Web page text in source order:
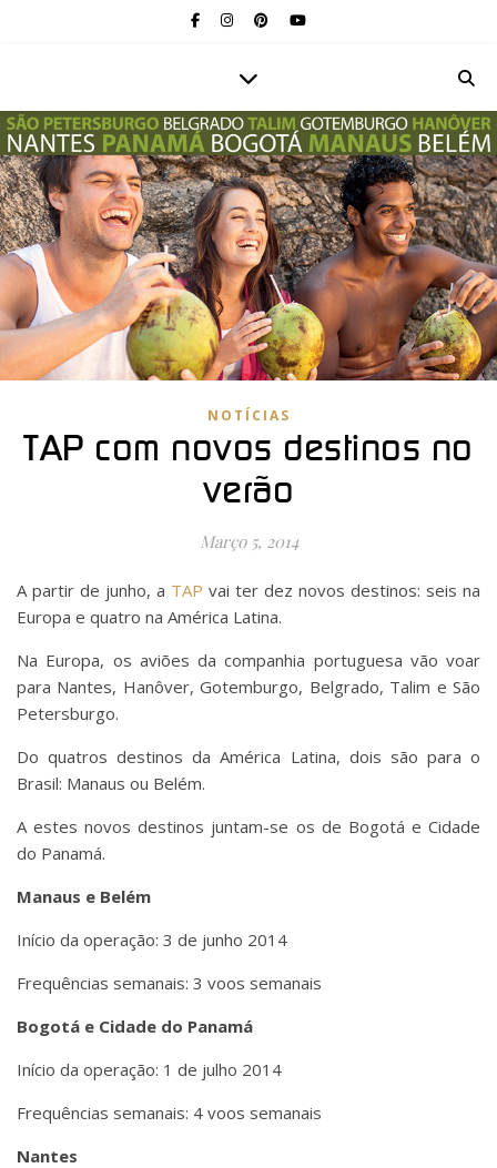
NOTÍCIAS
TAP com novos destinos no
verão
Março 5, 2014
A partir de junho, a TAP vai ter dez novos destinos: seis na
Europa e quatro na América Latina.
Na Europa, os aviões da companhia portuguesa vão voar
para Nantes, Hanôver, Gotemburgo, Belgrado, Talim e São
Petersburgo.
Do quatros destinos da América Latina, dois são para o
Brasil: Manaus ou Belém.
A estes novos destinos juntam-se os de Bogotá e Cidade
do Panamá.
Manaus e Belém
Início da operação: 3 de junho 2014
Frequências semanais: 3 voos semanais
Bogotá e Cidade do Panamá
Início da operação: 1 de julho 2014
Frequências semanais: 4 voos semanais
Nantes